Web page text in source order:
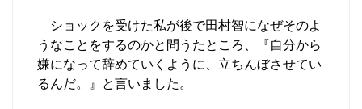
ショックを受けた私が後で田村智になぜそのよ
うなことをするのかと問うたところ、『自分から
嫌になって辞めていくように、立ちんぼさせてい
るんだ。』と言いました。